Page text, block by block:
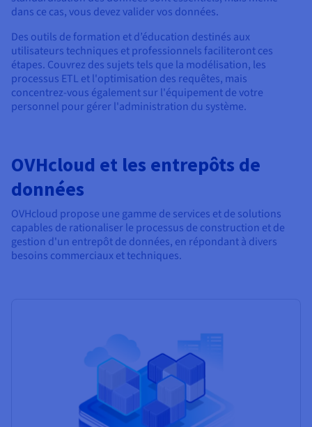
dans ce cas, vous devez valider vos données.
Des outils de formation et d’éducation destinés aux
utilisateurs techniques et professionnels faciliteront ces
étapes. Couvrez des sujets tels que la modélisation, les
processus ETL et l'optimisation des requêtes, mais
concentrez-vous également sur l'équipement de votre
personnel pour gérer l'administration du système.
OVHcloud et les entrepôts de
données
OVHcloud propose une gamme de services et de solutions
capables de rationaliser le processus de construction et de
gestion d'un entrepôt de données, en répondant à divers
besoins commerciaux et techniques.